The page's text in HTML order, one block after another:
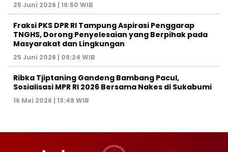
25 Juni 2026 | 19:50 WIB
‎Fraksi PKS DPR RI Tampung Aspirasi Penggarap
TNGHS, Dorong Penyelesaian yang Berpihak pada
Masyarakat dan Lingkungan‎
25 Juni 2026 | 09:24 WIB
Ribka Tjiptaning Gandeng Bambang Pacul,
Sosialisasi MPR RI 2026 Bersama Nakes di Sukabumi
16 Mei 2026 | 13:48 WIB